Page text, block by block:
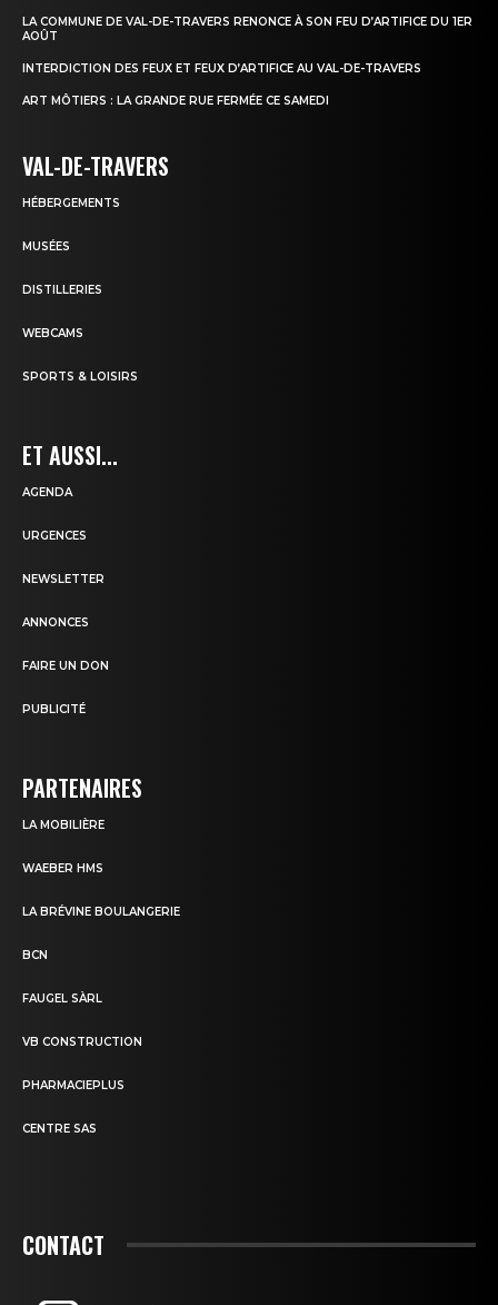
LA COMMUNE DE VAL-DE-TRAVERS RENONCE À SON FEU D’ARTIFICE DU 1ER
AOÛT
INTERDICTION DES FEUX ET FEUX D’ARTIFICE AU VAL-DE-TRAVERS
ART MÔTIERS : LA GRANDE RUE FERMÉE CE SAMEDI
VAL-DE-TRAVERS
HÉBERGEMENTS
MUSÉES
DISTILLERIES
WEBCAMS
SPORTS & LOISIRS
ET AUSSI...
AGENDA
URGENCES
NEWSLETTER
ANNONCES
FAIRE UN DON
PUBLICITÉ
PARTENAIRES
LA MOBILIÈRE
WAEBER HMS
LA BRÉVINE BOULANGERIE
BCN
FAUGEL SÀRL
VB CONSTRUCTION
PHARMACIEPLUS
CENTRE SAS
CONTACT